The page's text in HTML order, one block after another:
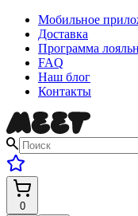
Мобильное
Доставка
Программа
FAQ
Наш блог
Контакты
0